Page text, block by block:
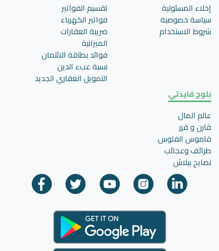
إخلاء المسئولية
سياسة خصوصية
شروط الاستخدام
تقسيم الفواتير
فواتير الكهرباء
ضريبة العقارات
الميزانية
فوائد بطاقة الائتمان
نسبة عبء الدين
التمويل العقاري الجديد
بلوج فايدتي
عالم المال
قارن و قرر
قاموس الفلوس
طرائف وعجائب
نصايح ببلاش